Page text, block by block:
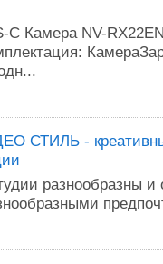
C Камера NV-
СТИЛЬ -
разнообразны